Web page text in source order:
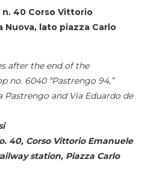
40 Corso Vittorio
Nuova, lato piazza Carlo
after the end of the
no. 6040 “Pastrengo 94,”
and Via Eduardo de
40, Corso Vittorio Emanuele
station, Piazza Carlo